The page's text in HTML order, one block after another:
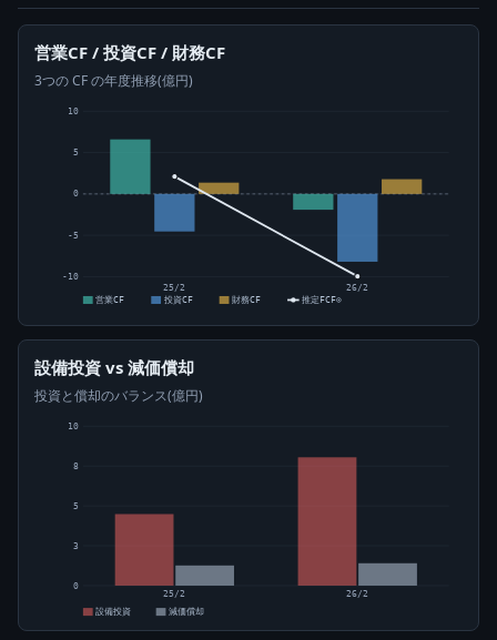
営業CF / 投資CF / 財務CF
3つの CF の年度推移(億円)
-10
-5
0
5
10
25/2
26/2
営業CF
投資CF 財務CF 推定FCF⊙
設備投資 vs 減価償却
投資と償却のバランス(億円)
0
3
5
8
10
25/2
26/2
設備投資
減価償却